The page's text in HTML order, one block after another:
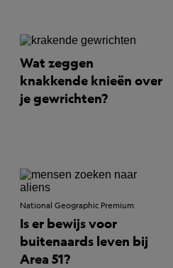
Wat zeggen
knakkende knieën over
je gewrichten?
National Geographic Premium
Is er bewijs voor
buitenaards leven bij
Area 51?